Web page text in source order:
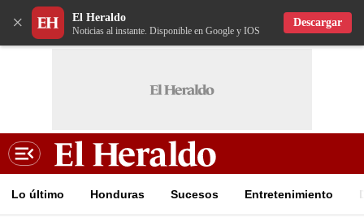
× El Heraldo
Noticias al instante. Disponible en Google y IOS
Descargar
Lo último Honduras Sucesos Entretenimiento